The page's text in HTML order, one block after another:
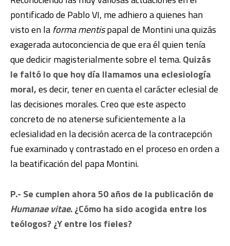
pontificado de Pablo VI, me adhiero a quienes han
visto en laforma mentispapal de Montini una quizás
exagerada autoconciencia de que era él quien tenía
que dedicir magisterialmente sobre el tema.Quizás
le faltó lo que hoy día llamamos una eclesiología
moral,es decir, tener en cuenta el carácter eclesial de
las decisiones morales. Creo que este aspecto
concreto de no atenerse suficientemente a la
eclesialidad en la decisión acerca de la contracepción
fue examinado y contrastado en el proceso en orden a
la beatificación del papa Montini.
P.- Se cumplen ahora 50 años de la publicación de
Humanae vitae. ¿Cómo ha sido acogida entre los
teólogos? ¿Y entre los fieles?